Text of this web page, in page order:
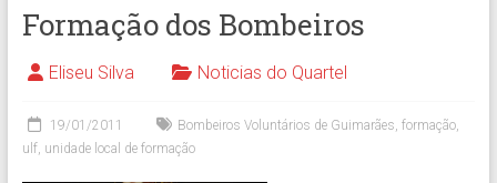
Formação dos Bombeiros
Eliseu Silva Noticias do Quartel
19/01/2011 Bombeiros Voluntários de Guimarães, formação,
ulf, unidade local de formação